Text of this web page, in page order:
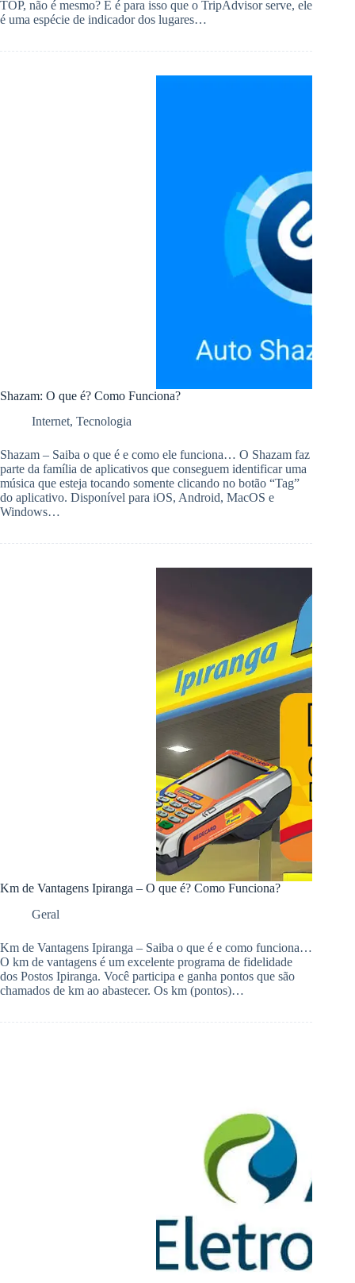
TOP, não é mesmo? E é para isso que o TripAdvisor serve, ele
é uma espécie de indicador dos lugares…
Shazam: O que é? Como Funciona?
Internet, Tecnologia
Shazam – Saiba o que é e como ele funciona… O Shazam faz
parte da família de aplicativos que conseguem identificar uma
música que esteja tocando somente clicando no botão “Tag”
do aplicativo. Disponível para iOS, Android, MacOS e
Windows…
Km de Vantagens Ipiranga – O que é? Como Funciona?
Geral
Km de Vantagens Ipiranga – Saiba o que é e como funciona…
O km de vantagens é um excelente programa de fidelidade
dos Postos Ipiranga. Você participa e ganha pontos que são
chamados de km ao abastecer. Os km (pontos)…